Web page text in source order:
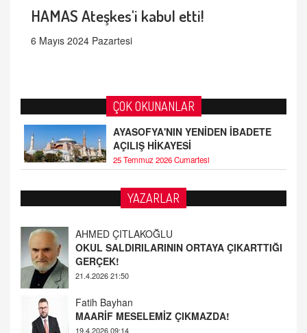
HAMAS Ateşkes'i kabul etti!
6 Mayıs 2024 Pazartesi
ÇOK OKUNANLAR
AYASOFYA'NIN YENİDEN İBADETE
AÇILIŞ HİKAYESİ
25 Temmuz 2026 Cumartesi
YAZARLAR
AHMED ÇITLAKOĞLU
GERÇEK!
21.4.2026 21:50
Fatih Bayhan
19.4.2026 09:14